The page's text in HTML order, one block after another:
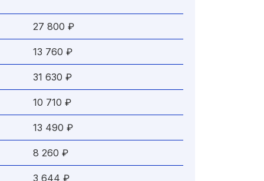
27 800 ₽
13 760 ₽
31 630 ₽
10 710 ₽
13 490 ₽
8 260 ₽
3 644 ₽